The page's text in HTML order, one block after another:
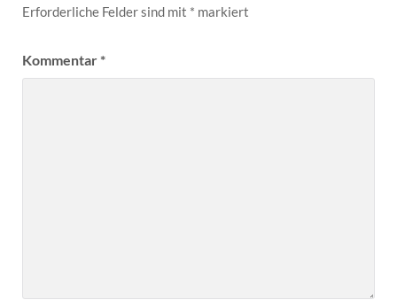
Erforderliche Felder sind mit * markiert
Kommentar*